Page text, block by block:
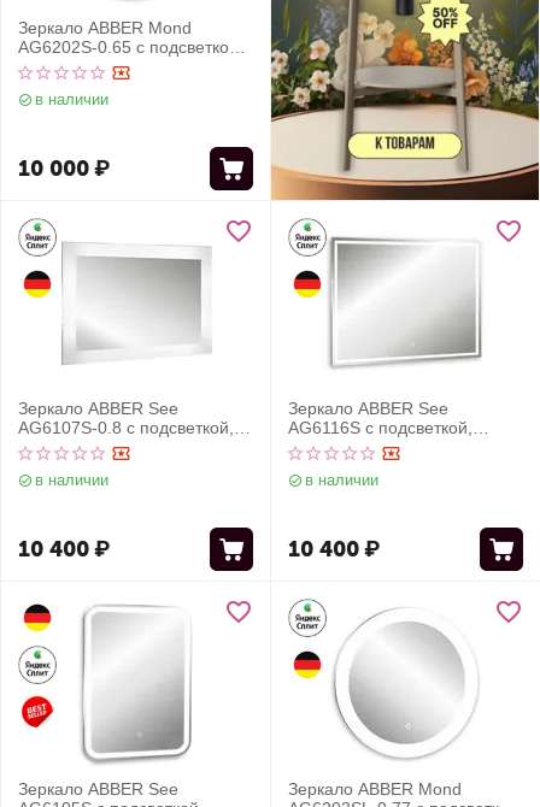
Зеркало ABBER Mond
AG6202S-0.65 с подсветкой,
сенсорный выключатель,
диммер
в наличии
10 000₽
Зеркало ABBER See
AG6107S-0.8 с подсветкой,
сенсорный выключатель,
диммер
в наличии
10 400₽
Зеркало ABBER See
AG6116S с подсветкой,
сенсорный выключатель,
диммер
в наличии
10 400₽
Зеркало ABBER See
Зеркало ABBER Mond